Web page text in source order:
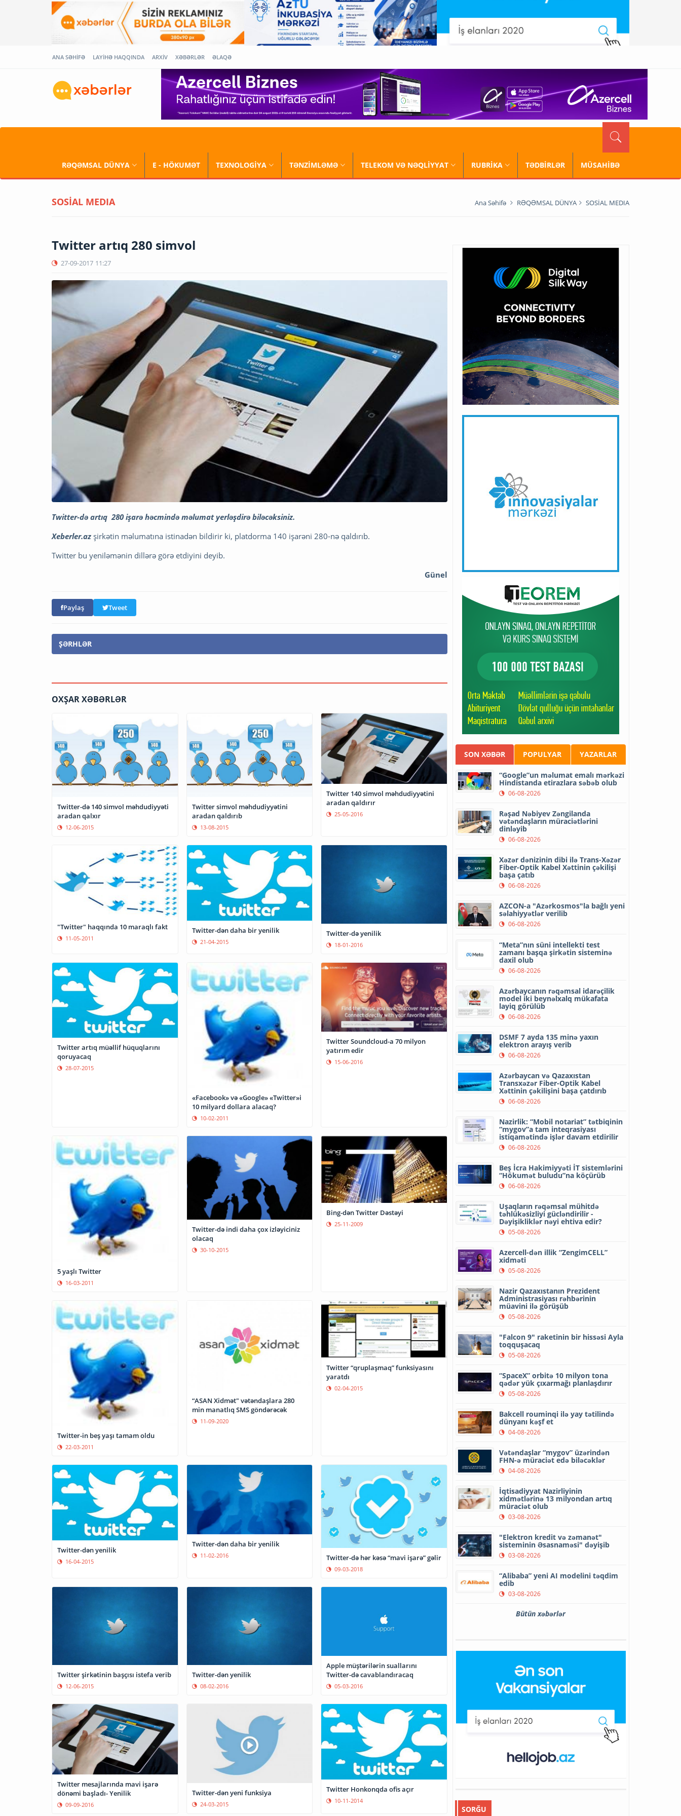
ANA SƏHİFƏ LAYİHƏ HAQQINDA ARXİV XƏBƏRLƏR ƏLAQƏ
RƏQƏMSAL DÜNYA E - HÖKUMƏT TEXNOLOGİYA TƏNZİMLƏMƏ TELEKOM VƏ NƏQLİYYAT RUBRİKA TƏDBİRLƏR MÜSAHİBƏ
SOSİAL MEDIA Ana Səhifə RƏQƏMSAL DÜNYA SOSİAL MEDIA
Twitter artıq 280 simvol
27-09-2017 11:27
Twitter-də artıq 280 işarə həcmində məlumat yerləşdirə biləcəksiniz.
Xeberler.az şirkətin məlumatına istinadən bildirir ki, platdorma 140 işarəni 280-nə qaldırıb.
Twitter bu yeniləmənin dillərə görə etdiyini deyib.
Günel
Paylaş Tweet
ŞƏRHLƏR
OXŞAR XƏBƏRLƏR
Twitter-də 140 simvol məhdudiyyəti
aradan qalxır
12-06-2015
Twitter simvol məhdudiyyətini
aradan qaldırıb
13-08-2015
Twitter 140 simvol məhdudiyyətini
aradan qaldırır
25-05-2016
"Twitter" haqqında 10 maraqlı fakt
11-05-2011
Twitter-dən daha bir yenilik
21-04-2015
Twitter-də yenilik
18-01-2016
Twitter artıq müəllif hüquqlarını
qoruyacaq
28-07-2015
«Facebook» və «Google» «Twitter»i
10 milyard dollara alacaq?
10-02-2011
Twitter Soundcloud-a 70 milyon
yatırım edir
15-06-2016
5 yaşlı Twitter
16-03-2011
Twitter-də indi daha çox izləyiciniz
olacaq
30-10-2015
Bing-dən Twitter Dəstəyi
25-11-2009
Twitter-in beş yaşı tamam oldu
22-03-2011
“ASAN Xidmət" vətəndaşlara 280
min manatlıq SMS göndərəcək
11-09-2020
Twitter “qruplaşmaq” funksiyasını
yaratdı
02-04-2015
Twitter-dən yenilik
16-04-2015
Twitter-dən daha bir yenilik
11-02-2016 Twitter-də hər kəsə “mavi işarə” gəlir
09-03-2018
Twitter şirkətinin başçısı istefa verib
12-06-2015
Twitter-dən yenilik
08-02-2016
Apple müştərilərin suallarını
Twitter-də cavablandıracaq
05-03-2016
Twitter mesajlarında mavi işarə
dönəmi başladı- Yenilik
09-09-2016
Twitter-dən yeni funksiya
24-03-2015
Twitter Honkonqda ofis açır
10-11-2014
SON XƏBƏR POPULYAR YAZARLAR
“Google”un məlumat emalı mərkəzi
Hindistanda etirazlara səbəb olub
06-08-2026
Rəşad Nəbiyev Zəngilanda
vətəndaşların müraciətlərini
dinləyib
06-08-2026
Xəzər dənizinin dibi ilə Trans-Xəzər
Fiber-Optik Kabel Xəttinin çəkilişi
başa çatıb
06-08-2026
AZCON-a "Azərkosmos"la bağlı yeni
səlahiyyətlər verilib
06-08-2026
“Meta”nın süni intellekti test
zamanı başqa şirkətin sisteminə
daxil olub
06-08-2026
Azərbaycanın rəqəmsal idarəçilik
model iki beynəlxalq mükafata
layiq görülüb
06-08-2026
DSMF 7 ayda 135 minə yaxın
elektron arayış verib
06-08-2026
Azərbaycan və Qazaxıstan
Transxəzər Fiber-Optik Kabel
Xəttinin çəkilişini başa çatdırıb
06-08-2026
Nazirlik: “Mobil notariat” tətbiqinin
“mygov”a tam inteqrasiyası
istiqamətində işlər davam etdirilir
06-08-2026
Beş İcra Hakimiyyəti İT sistemlərini
“Hökumət buludu”na köçürüb
06-08-2026
Uşaqların rəqəmsal mühitdə
təhlükəsizliyi gücləndirilir -
Dəyişikliklər nəyi ehtiva edir?
05-08-2026
Azercell-dən illik “ZengimCELL”
xidməti
05-08-2026
Nazir Qazaxıstanın Prezident
Administrasiyası rəhbərinin
müavini ilə görüşüb
05-08-2026
"Falcon 9" raketinin bir hissəsi Ayla
toqquşacaq
05-08-2026
“SpaceX” orbitə 10 milyon tona
qədər yük çıxarmağı planlaşdırır
05-08-2026
Bakcell rouminqi ilə yay tətilində
dünyanı kəşf et
04-08-2026
Vətəndaşlar “mygov” üzərindən
FHN-ə müraciət edə biləcəklər
04-08-2026
İqtisadiyyat Nazirliyinin
xidmətlərinə 13 milyondan artıq
müraciət olub
03-08-2026
"Elektron kredit və zəmanət"
sisteminin Əsasnaməsi" dəyişib
03-08-2026
“Alibaba” yeni AI modelini təqdim
edib
03-08-2026
Bütün xəbərlər
SORĞU